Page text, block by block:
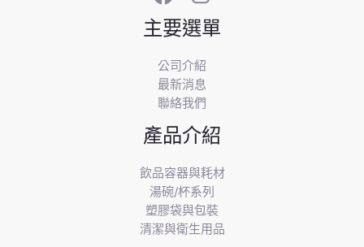
主要選單
公司介紹
最新消息
聯絡我們
產品介紹
飲品容器與耗材
湯碗/杯系列
塑膠袋與包裝
清潔與衛生用品